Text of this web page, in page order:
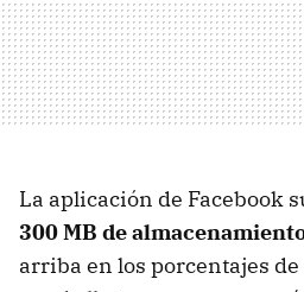
La aplicación de Facebook
300 MB de
arriba en los porcentajes de